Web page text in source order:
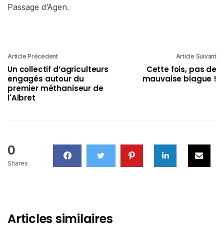
Passage d’Agen.
Article Précédent
Un collectif d’agriculteurs
engagés autour du
premier méthaniseur de
l'Albret
Article Suivant
Cette fois, pas de
mauvaise blague !
0
Shares
Articles similaires